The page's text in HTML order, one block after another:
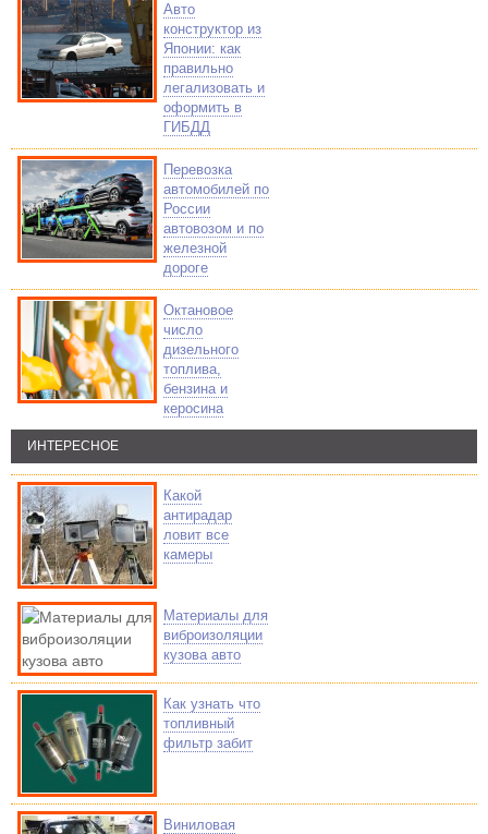
Авто
конструктор из
Японии: как
правильно
легализовать и
оформить в
ГИБДД
Перевозка
автомобилей по
России
автовозом и по
железной
дороге
Октановое
число
дизельного
топлива,
бензина и
керосина
ИНТЕРЕСНОЕ
Какой
антирадар
ловит все
камеры
Материалы для
виброизоляции
кузова авто
Как узнать что
топливный
фильтр забит
Виниловая